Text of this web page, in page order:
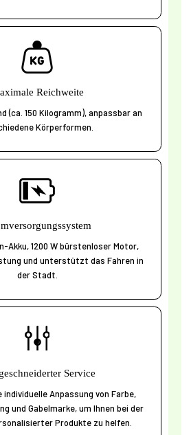
Reichweite
(ca. 150 Kilogramm), anpassbar an
Körperformen.
Akku, 1200 W bürstenloser Motor,
und unterstützt das Fahren in
der Stadt.
Service
Anpassung von Farbe,
und Gabelmarke, um Ihnen bei der
Produkte zu helfen.